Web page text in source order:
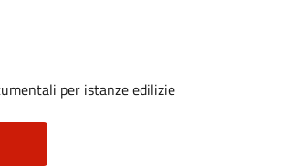
per istanze edilizie